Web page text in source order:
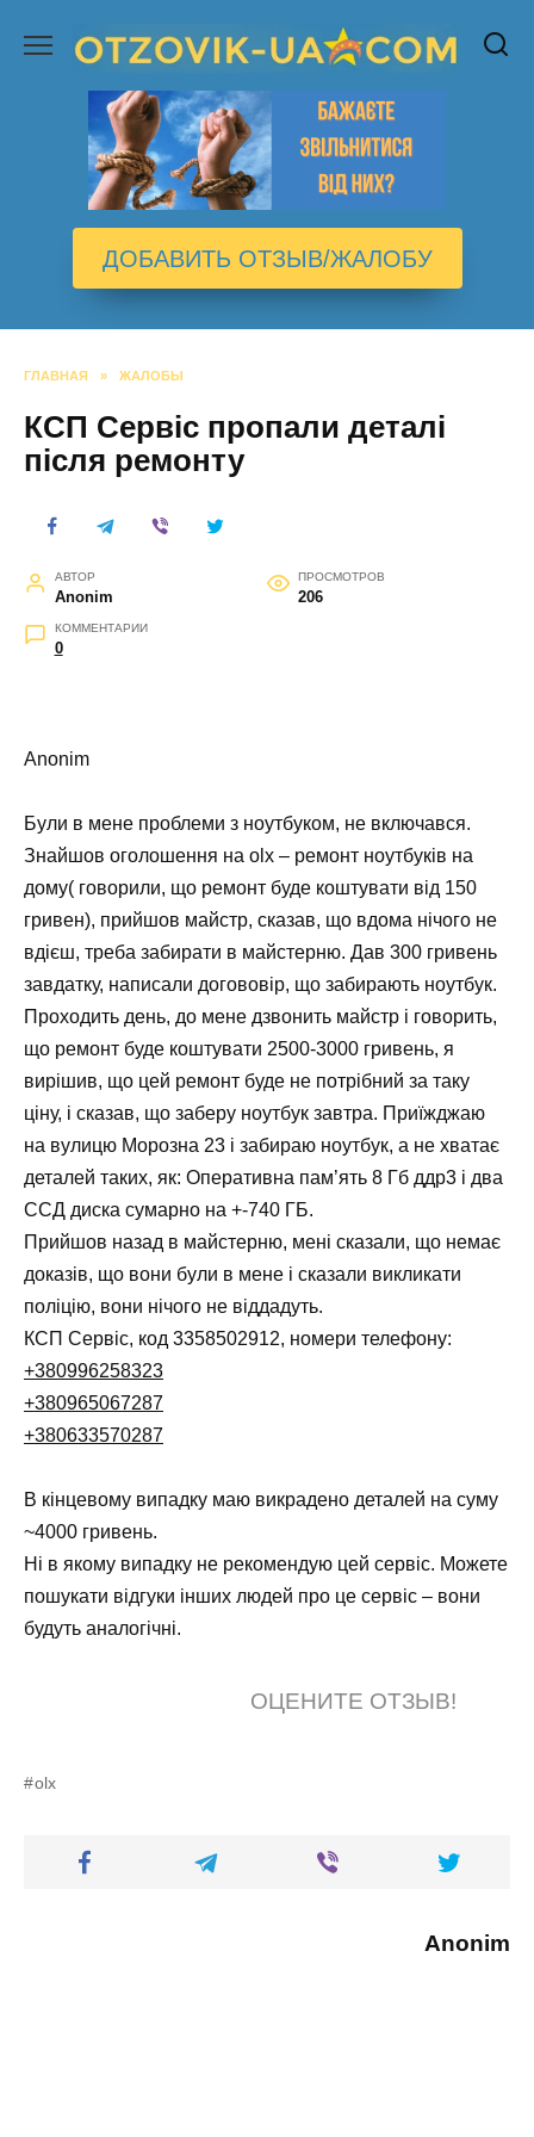
содержанию
ДОБАВИТЬ ОТЗЫВ/ЖАЛОБУ
ГЛАВНАЯ » ЖАЛОБЫ
КСП Сервіс пропали деталі
після ремонту
АВТОР
Anonim
ПРОСМОТРОВ
206
КОММЕНТАРИИ
0
Anonim
Були в мене проблеми з ноутбуком, не включався.
Знайшов оголошення на olx – ремонт ноутбуків на
дому( говорили, що ремонт буде коштувати від 150
гривен), прийшов майстр, сказав, що вдома нічого не
вдієш, треба забирати в майстерню. Дав 300 гривень
завдатку, написали догововір, що забирають ноутбук.
Проходить день, до мене дзвонить майстр і говорить,
що ремонт буде коштувати 2500-3000 гривень, я
вирішив, що цей ремонт буде не потрібний за таку
ціну, і сказав, що заберу ноутбук завтра. Приїжджаю
на вулицю Морозна 23 і забираю ноутбук, а не хватає
деталей таких, як: Оперативна пам’ять 8 Гб ддр3 і два
ССД диска сумарно на +-740 ГБ.
Прийшов назад в майстерню, мені сказали, що немає
доказів, що вони були в мене і сказали викликати
поліцію, вони нічого не віддадуть.
КСП Сервіс, код 3358502912, номери телефону:
+380996258323
+380965067287
+380633570287
В кінцевому випадку маю викрадено деталей на суму
~4000 гривень.
Ні в якому випадку не рекомендую цей сервіс. Можете
пошукати відгуки інших людей про це сервіс – вони
будуть аналогічні.
ОЦЕНИТЕ ОТЗЫВ!
olx
Anonim